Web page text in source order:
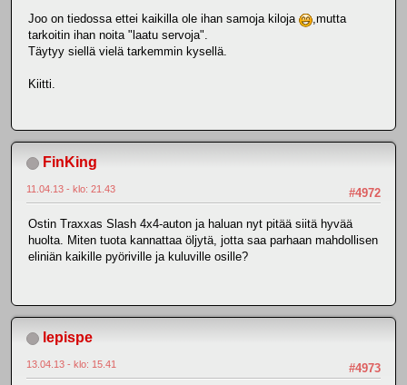
Joo on tiedossa ettei kaikilla ole ihan samoja kiloja
,mutta
tarkoitin ihan noita "laatu servoja".
Täytyy siellä vielä tarkemmin kysellä.
Kiitti.
FinKing
#4972
11.04.13 - klo: 21.43
Ostin Traxxas Slash 4x4-auton ja haluan nyt pitää siitä hyvää
huolta. Miten tuota kannattaa öljytä, jotta saa parhaan mahdollisen
eliniän kaikille pyöriville ja kuluville osille?
lepispe
#4973
13.04.13 - klo: 15.41